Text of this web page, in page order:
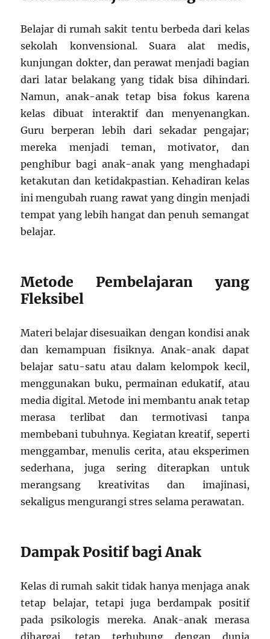
Belajar di rumah sakit tentu berbeda dari kelas
sekolah konvensional. Suara alat medis,
kunjungan dokter, dan perawat menjadi bagian
dari latar belakang yang tidak bisa dihindari.
Namun, anak-anak tetap bisa fokus karena
kelas dibuat interaktif dan menyenangkan.
Guru berperan lebih dari sekadar pengajar;
mereka menjadi teman, motivator, dan
penghibur bagi anak-anak yang menghadapi
ketakutan dan ketidakpastian. Kehadiran kelas
ini mengubah ruang rawat yang dingin menjadi
tempat yang lebih hangat dan penuh semangat
belajar.
Metode Pembelajaran yang
Fleksibel
Materi belajar disesuaikan dengan kondisi anak
dan kemampuan fisiknya. Anak-anak dapat
belajar satu-satu atau dalam kelompok kecil,
menggunakan buku, permainan edukatif, atau
media digital. Metode ini membantu anak tetap
merasa terlibat dan termotivasi tanpa
membebani tubuhnya. Kegiatan kreatif, seperti
menggambar, menulis cerita, atau eksperimen
sederhana, juga sering diterapkan untuk
merangsang kreativitas dan imajinasi,
sekaligus mengurangi stres selama perawatan.
Dampak Positif bagi Anak
Kelas di rumah sakit tidak hanya menjaga anak
tetap belajar, tetapi juga berdampak positif
pada psikologis mereka. Anak-anak merasa